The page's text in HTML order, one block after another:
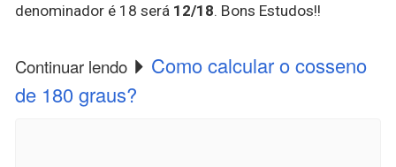
denominador é 18 será 12/18. Bons Estudos!!
Continuar lendo
Como calcular o cosseno
de 180 graus?